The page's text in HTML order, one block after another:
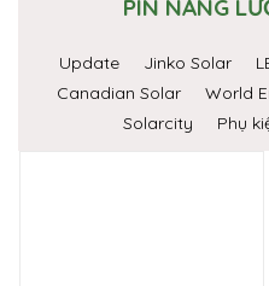
PIN NĂNG
Update Jinko Solar
Canadian Solar
World
Solarcity
Phụ